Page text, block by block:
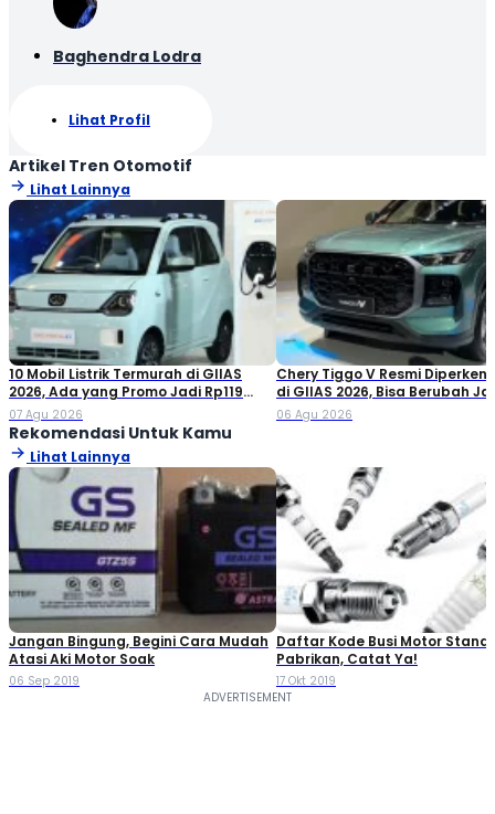
Baghendra Lodra
Lihat Profil
Artikel Tren Otomotif
Lihat Lainnya
10 Mobil Listrik Termurah di GIIAS
2026, Ada yang Promo Jadi Rp119
Jutaan!
07 Agu 2026
Chery Tiggo V Resmi
di GIIAS 2026, Bisa Berubah
Double Cabin
06 Agu 2026
Rekomendasi Untuk Kamu
Lihat Lainnya
Jangan Bingung, Begini Cara Mudah
Atasi Aki Motor Soak
06 Sep 2019
Daftar Kode Busi Motor
Pabrikan, Catat Ya!
17 Okt 2019